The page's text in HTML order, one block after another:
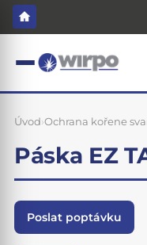
Úvod›Ochrana kořene
Páska EZ
Poslat poptávku